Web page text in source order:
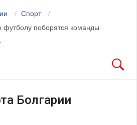
Спорт
футболу поборятся команды
Болгарии